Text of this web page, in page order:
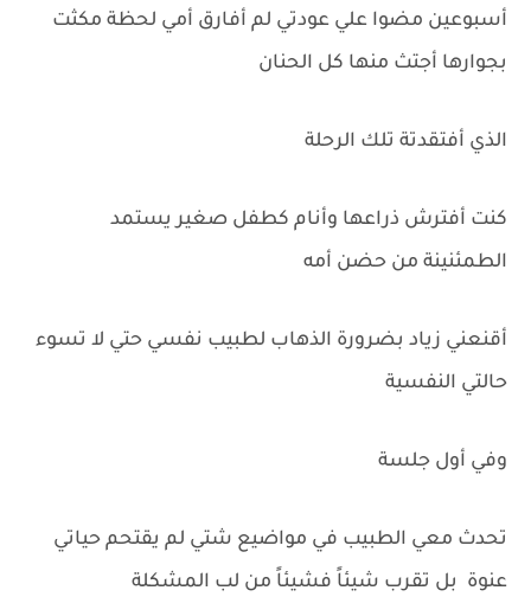
أسبوعين مضوا علي عودتي لم أفارق أمي لحظة مكثت
بجوارها أجتث منها كل الحنان
الذي أفتقدتة تلك الرحلة
كنت أفترش ذراعها وأنام كطفل صغير يستمد
الطمئنينة من حضن أمه
أقنعني زياد بضرورة الذهاب لطبيب نفسي حتي لا تسوء
حالتي النفسية
وفي أول جلسة
تحدث معي الطبيب في مواضيع شتي لم يقتحم حياتي
عنوة بل تقرب شيئاً فشيئاً من لب المشكلة